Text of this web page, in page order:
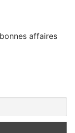
affaires